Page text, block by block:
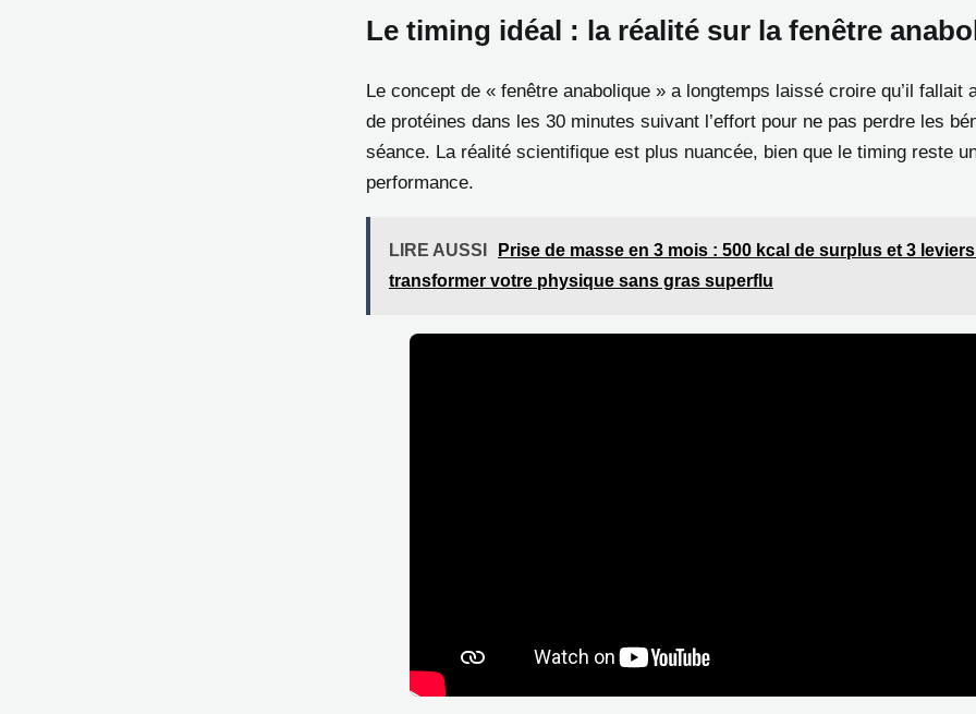
Le timing idéal : la réalité sur la fenêtre
Le concept de « fenêtre anabolique » a longtemps laissé croire qu’il fallait
de protéines dans les 30 minutes suivant l’effort pour ne pas perdre les
séance. La réalité scientifique est plus nuancée, bien que le timing reste
performance.
LIRE AUSSI
Prise de masse en 3 mois : 500 kcal de surplus et 3
transformer votre physique sans gras superflu